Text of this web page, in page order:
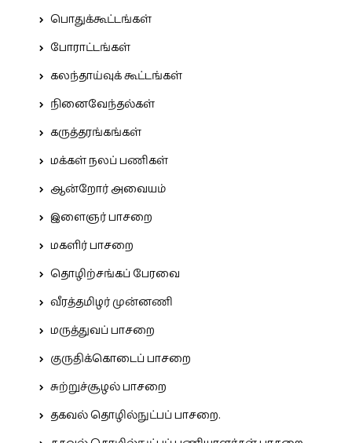
பொதுக்கூட்டங்கள்
போராட்டங்கள்
கலந்தாய்வுக் கூட்டங்கள்
நினைவேந்தல்கள்
கருத்தரங்கங்கள்
மக்கள் நலப் பணிகள்
ஆன்றோர் அவையம்
இளைஞர் பாசறை
மகளிர் பாசறை
தொழிற்சங்கப் பேரவை
வீரத்தமிழர் முன்னணி
மருத்துவப் பாசறை
குருதிக்கொடைப் பாசறை
சுற்றுச்சூழல் பாசறை
தகவல் தொழில்நுட்பப் பாசறை.